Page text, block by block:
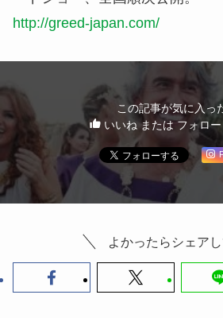
http://greed-japan.com/
この記事が気に入っ
いいね または フォロー
よかったらシェア